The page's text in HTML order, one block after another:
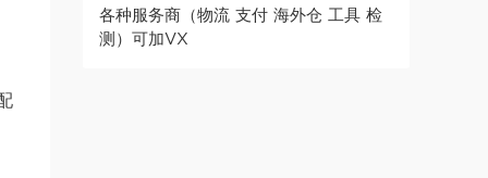
各种服务商（物流 支付 海外仓 工具 检
测）可加VX